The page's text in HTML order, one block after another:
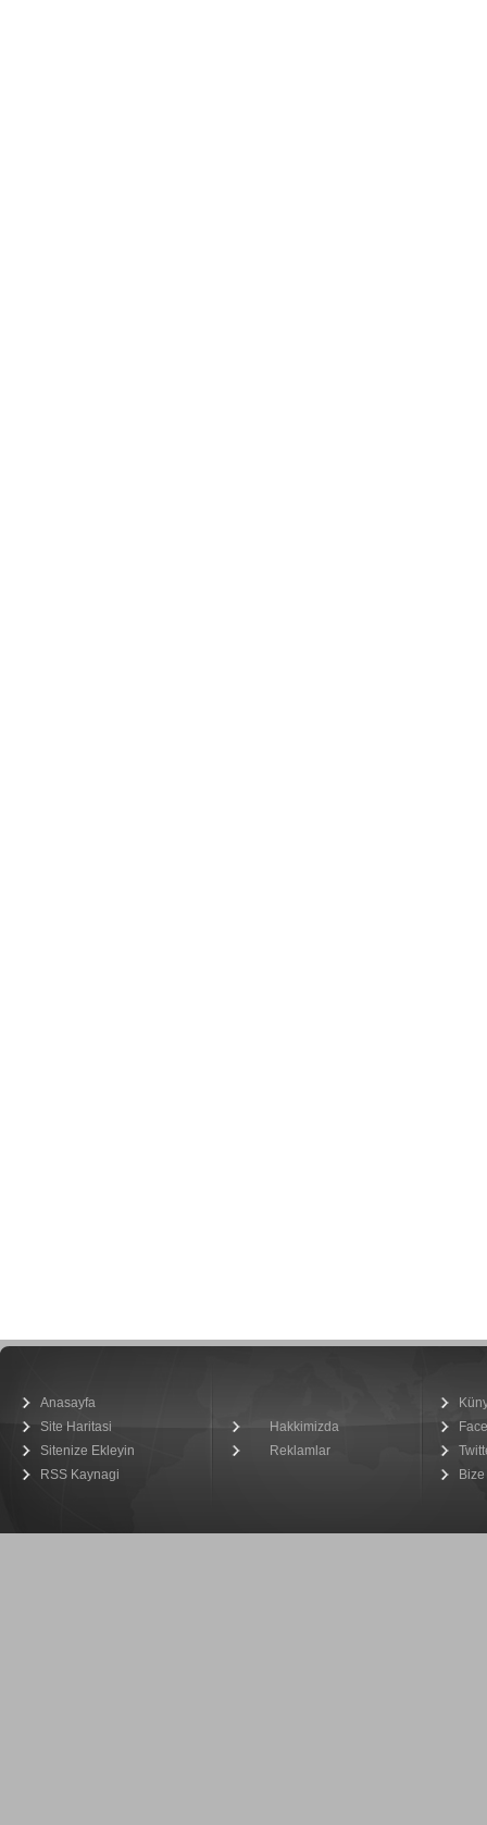
Anasayfa
Site Haritasi
Sitenize Ekleyin
RSS Kaynagi
Hakkimizda
Reklamlar